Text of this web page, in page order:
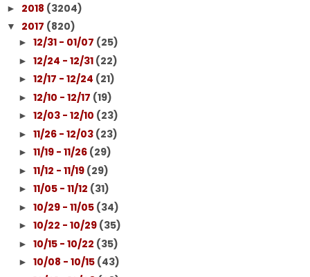
► 2018 (3204)
▼ 2017 (820)
► 12/31 - 01/07 (25)
► 12/24 - 12/31 (22)
► 12/17 - 12/24 (21)
► 12/10 - 12/17 (19)
► 12/03 - 12/10 (23)
► 11/26 - 12/03 (23)
► 11/19 - 11/26 (29)
► 11/12 - 11/19 (29)
► 11/05 - 11/12 (31)
► 10/29 - 11/05 (34)
► 10/22 - 10/29 (35)
► 10/15 - 10/22 (35)
► 10/08 - 10/15 (43)